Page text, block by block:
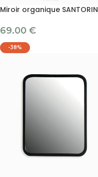
Miroir organique SANTORIN
69.00 €
-38%